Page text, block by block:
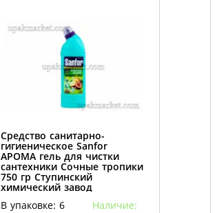
Средство санитарно-
гигиеническое Sanfor
АРОМА гель для чистки
сантехники Сочные тропики
750 гр Ступинский
химический завод
6 шт/кор
В упаковке: 6
Наличие: